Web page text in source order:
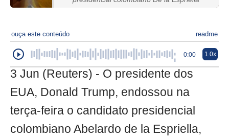
ouça este conteúdo readme
0:00 1.0x
3 Jun (Reuters) - O presidente dos
EUA, Donald Trump, endossou na
terça-feira o candidato presidencial
colombiano Abelardo de la Espriella,